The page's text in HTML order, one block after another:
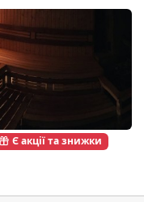
Є акції та знижки